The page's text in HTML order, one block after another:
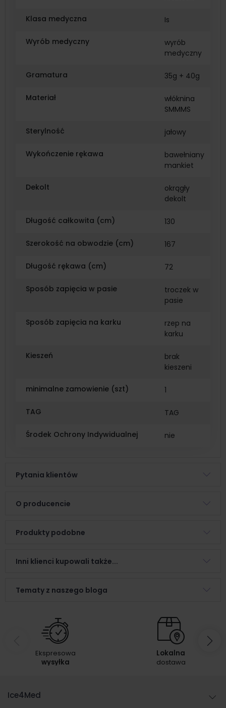
Klasa medyczna Is
Wyrób medyczny
wyrób
medyczny
Gramatura 35g + 40g
Materiał
włóknina
SMMMS
Sterylność jałowy
Wykończenie rękawa
bawełniany
mankiet
Dekolt
okrągły
dekolt
Długość całkowita (cm) 130
Szerokość na obwodzie (cm) 167
Długość rękawa (cm) 72
Sposób zapięcia w pasie
troczek w
pasie
Sposób zapięcia na karku
rzep na
karku
Kieszeń
brak
kieszeni
minimalne zamowienie (szt) 1
TAG TAG
Środek Ochrony Indywidualnej nie
Pytania klientów
O producencie
Produkty podobne
Inni klienci kupowali także...
Tematy z naszego bloga
Ekspresowa
wysyłka
Lokalna
dostawa
Ice4Med